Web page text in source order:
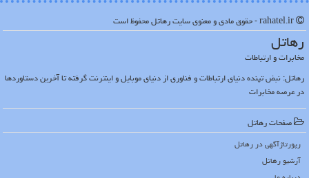
رهاتل
مخابرات و ارتباطات
رهاتل: نبض تپنده دنیای ارتباطات و فناوری از دنیای موبایل و اینترنت گرفته تا آخرین دستاوردها
در عرصه مخابرات
صفحات رهاتل
رپورتاژآگهی در رهاتل
آرشیو رهاتل